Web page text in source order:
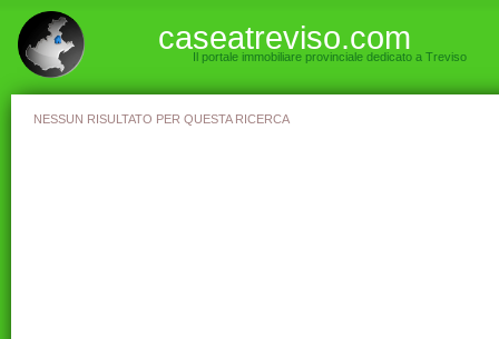
caseatreviso.com
Il portale immobiliare provinciale dedicato a Treviso
NESSUN RISULTATO PER QUESTA RICERCA